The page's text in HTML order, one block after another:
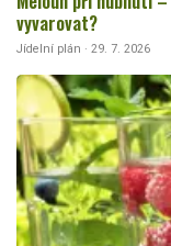
vyvarovat?
Jídelní plán · 29. 7. 2026